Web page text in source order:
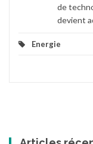
de
devient
Energie